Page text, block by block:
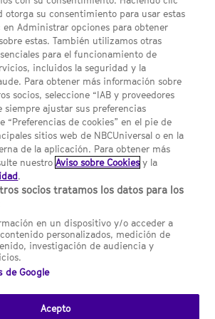
de Uso
NBCUNIVERSAL
contact.SYFYSpain@nbcuni.com
Networks España S.L.U. Edificio Torre
Castellana, 95. Planta 10 28046 Madrid B-
a la jurisdicción española y regulado
de los Mercados y la Competencia
otorga su consentimiento para usar estas
en Administrar opciones para obtener
estas. También utilizamos otras
para el funcionamiento de
incluidos la seguridad y la
Para obtener más información sobre
socios, seleccione “IAB y proveedores
siempre ajustar sus preferencias
“Preferencias de cookies” en el pie de
sitios web de NBCUniversal o en la
de la aplicación. Para obtener más
nuestroAviso sobre Cookies y la
.
socios tratamos los datos para los
en un dispositivo y/o acceder a
personalizados, medición de
investigación de audiencia y
de Google
Acepto